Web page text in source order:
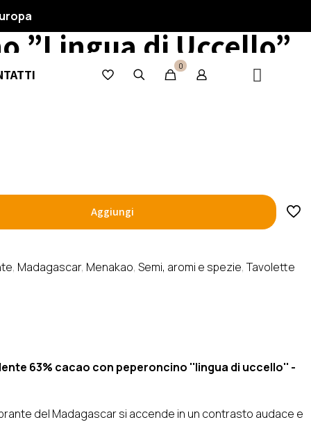
0
63% con
”Lingua di Uccello”
Aggiungi
, Madagascar, Menakao, Semi, aromi e spezie,Tavolette
63% cacao con peperoncino ''lingua di uccello'' -
del Madagascar si accende in un contrasto audace e